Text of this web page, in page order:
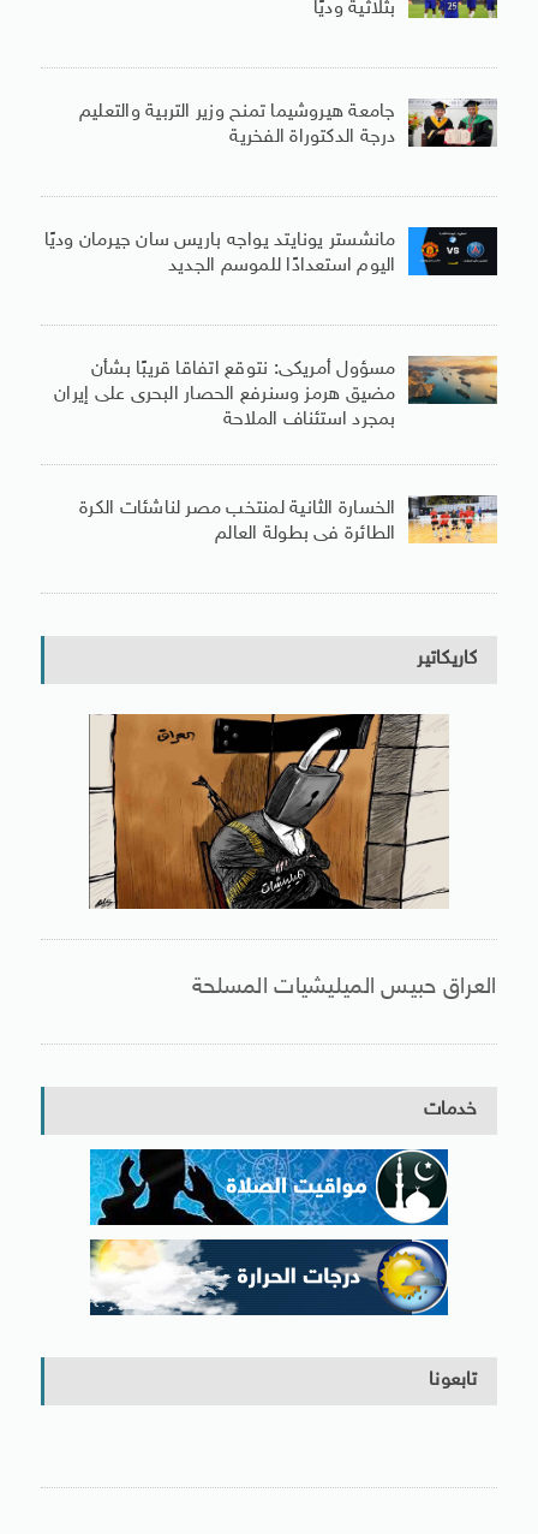
بثلاثية وديًا
جامعة هيروشيما تمنح وزير التربية والتعليم
درجة الدكتوراة الفخرية
مانشستر يونايتد يواجه باريس سان جيرمان وديًا
اليوم استعدادًا للموسم الجديد
مسؤول أمريكى: نتوقع اتفاقا قريبًا بشأن
مضيق هرمز وسنرفع الحصار البحرى على إيران
بمجرد استئناف الملاحة
الخسارة الثانية لمنتخب مصر لناشئات الكرة
الطائرة فى بطولة العالم
كاريكاتير
العراق حبيس الميليشيات المسلحة
خدمات
تابعونا